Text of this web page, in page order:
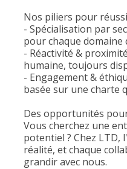
Nos piliers pour
- Spécialisation par
pour chaque domaine
- Réactivité &
humaine, toujours
- Engagement &
basée sur une charte
Des opportunités
Vous cherchez une
potentiel ? Chez
réalité, et chaque
grandir avec nous.